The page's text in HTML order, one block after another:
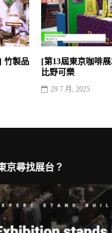
竹製品
[第13屆東京咖啡
比野可樂
29 7 月, 2025
京尋找展台？